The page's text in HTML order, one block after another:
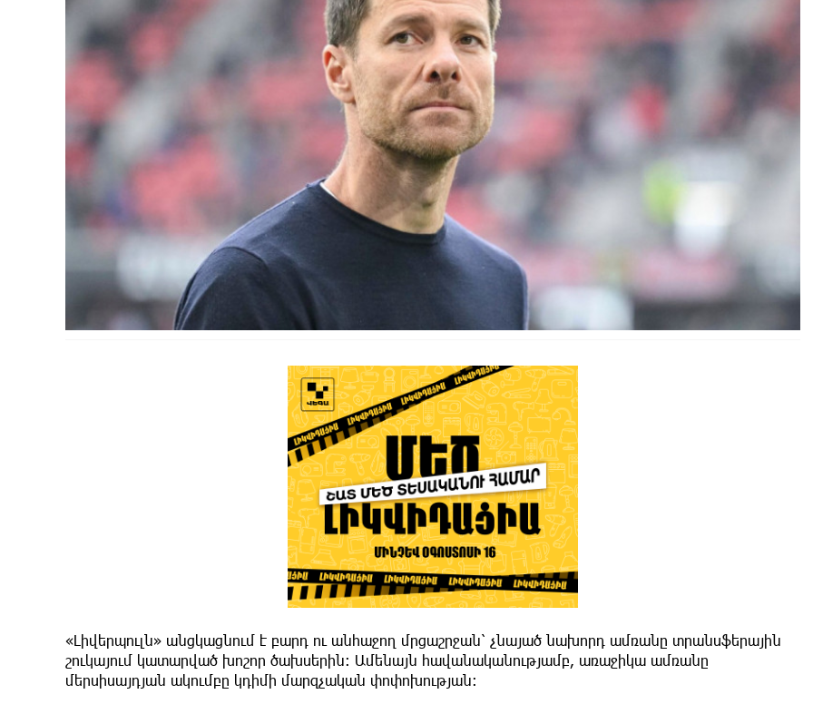
«Լիվերպուլն» անցկացնում է բարդ ու անհաջող մրցաշրջան՝ չնայած նախորդ ամռանը տրանսֆերային
շուկայում կատարված խոշոր ծախսերին։ Ամենայն հավանականությամբ, առաջիկա ամռանը
մերսիսայդյան ակումբը կդիմի մարզչական փոփոխության: